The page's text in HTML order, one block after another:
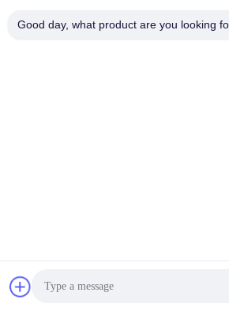
freezeddryer.com . সমস্ত অধিকার
Good day, what product are you looking